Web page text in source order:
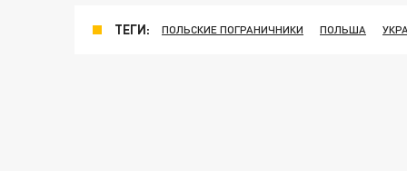
ТЕГИ: ПОЛЬСКИЕ ПОГРАНИЧНИКИ ПОЛЬША